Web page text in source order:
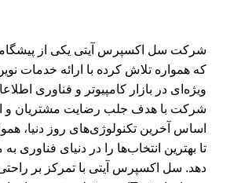
که همواره تلاش کرده با ارائه خدمات
ویژه‌ای در بازار کامپیوتر و فناوری
شرکت با هدف جلب رضایت مشتریان و
اساس آخرین تکنولوژی‌های روز دنیا،
تا بهترین انتخاب‌ها را در دنیای فناوری
دهد. سل اکسپرس آیتی با تمرکز بر